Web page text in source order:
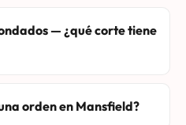
— ¿qué corte tiene
orden en Mansfield?